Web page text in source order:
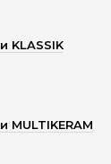
KLASSIK